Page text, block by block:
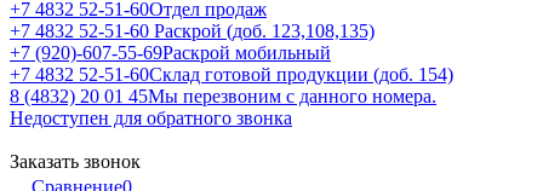
+7 4832 52-51-60Отдел продаж
+7 4832 52-51-60 Раскрой (доб. 123,108,135)
+7 (920)-607-55-69Раскрой мобильный
+7 4832 52-51-60Склад готовой продукции (доб. 154)
8 (4832) 20 01 45Мы перезвоним с данного номера.
Недоступен для обратного звонка
Заказать звонок
Сравнение0